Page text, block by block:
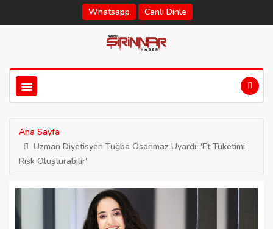
Whatsapp Canlı Dinle
Ana Sayfa
Uzman Diyetisyen Tuğba Osanmaz Uyardı: 'Et Tüketimi
Risk Oluşturabilir'